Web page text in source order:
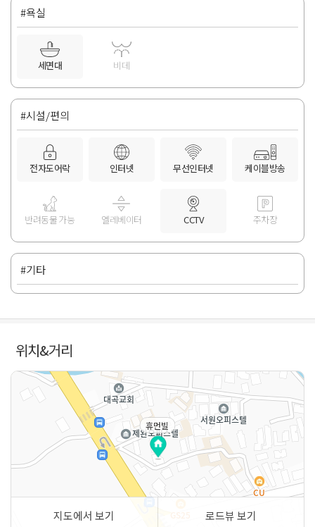
#욕실
세면대 비데
#시설/편의
전자도어락 인터넷 무선인터넷 케이블방송
반려동물 가능 엘레베이터 CCTV 주차장
#기타
위치&거리
휴먼빌
지도에서 보기 로드뷰 보기